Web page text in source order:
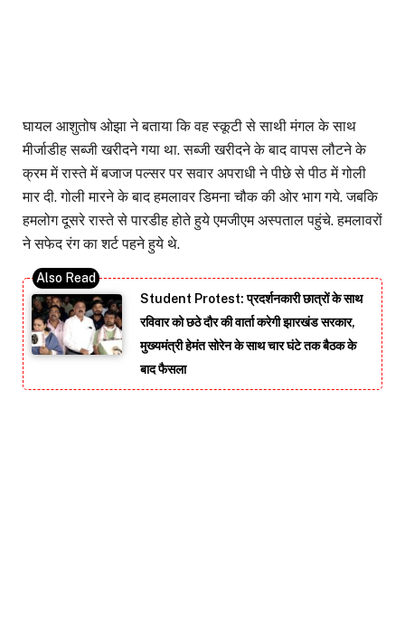
घायल आशुतोष ओझा ने बताया कि वह स्कूटी से साथी मंगल के साथ
मीर्जाडीह सब्जी खरीदने गया था. सब्जी खरीदने के बाद वापस लौटने के
क्रम में रास्ते में बजाज पल्सर पर सवार अपराधी ने पीछे से पीठ में गोली
मार दी. गोली मारने के बाद हमलावर डिमना चौक की ओर भाग गये. जबकि
हमलोग दूसरे रास्ते से पारडीह होते हुये एमजीएम अस्पताल पहुंचे. हमलावरों
ने सफेद रंग का शर्ट पहने हुये थे.
Student Protest: प्रदर्शनकारी छात्रों के साथ
रविवार को छठे दौर की वार्ता करेगी झारखंड सरकार,
मुख्यमंत्री हेमंत सोरेन के साथ चार घंटे तक बैठक के
बाद फैसला